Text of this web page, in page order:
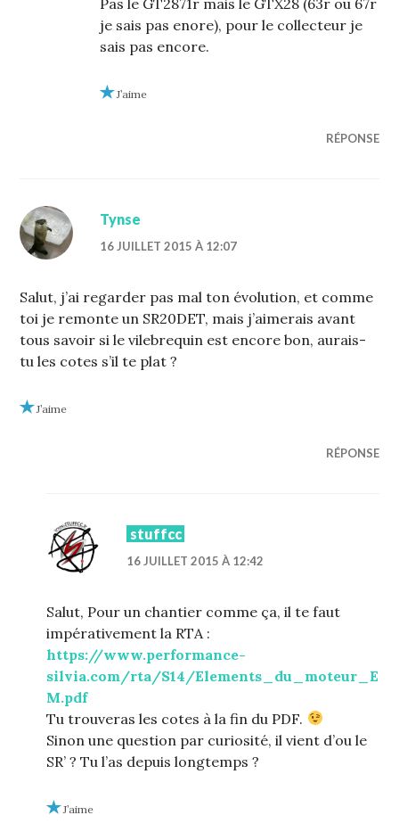
je sais pas enore), pour le collecteur je
sais pas encore.
J’aime
RÉPONSE
Tynse
16 JUILLET 2015 À 12:07
Salut, j’ai regarder pas mal ton évolution, et comme
toi je remonte un SR20DET, mais j’aimerais avant
tous savoir si le vilebrequin est encore bon, aurais-
tu les cotes s’il te plat ?
J’aime
RÉPONSE
stuffcc
16 JUILLET 2015 À 12:42
Salut, Pour un chantier comme ça, il te faut
impérativement la RTA :
https://www.performance-
silvia.com/rta/S14/Elements_du_moteur_E
M.pdf
Tu trouveras les cotes à la fin du PDF.
Sinon une question par curiosité, il vient d’ou le
SR’ ? Tu l’as depuis longtemps ?
J’aime